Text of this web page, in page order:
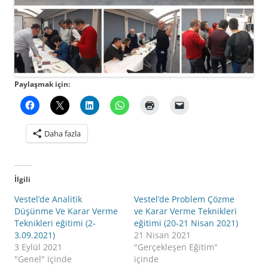
Paylaşmak için:
Daha fazla
İlgili
Vestel’de Analitik
Düşünme Ve Karar Verme
Teknikleri eğitimi (2-
3.09.2021)
3 Eylül 2021
"Genel" içinde
Vestel’de Problem Çözme
ve Karar Verme Teknikleri
eğitimi (20-21 Nisan 2021)
21 Nisan 2021
"Gerçekleşen Eğitim"
içinde